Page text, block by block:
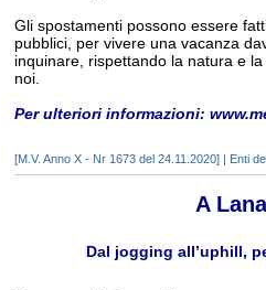
Gli spostamenti possono essere
pubblici, per vivere una vacanza
inquinare, rispettando la natura e
noi.
Per ulteriori informazioni:
[M.V. Anno X - Nr 1673 del 24.11.2020] | Enti
A
Dal jogging all’uphill,